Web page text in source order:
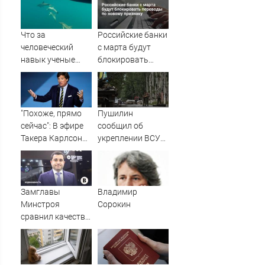
Что за
человеческий
навык ученые
нашли у
дельфинов?
Российские банки
с марта будут
блокировать
переводы по
новому признаку
"Похоже, прямо
сейчас": В эфире
Такера Карлсона
заговорили о
победе России ⋆
Листай.ру ✪
Пушилин
сообщил об
укреплении ВСУ
позиций в
Славянске
Замглавы
Минстроя
сравнил качество
недвижимости в
США и России
Владимир
Сорокин